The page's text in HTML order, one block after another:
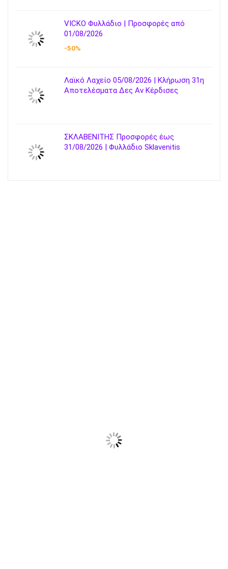
VICKO Φυλλάδιο | Προσφορές από
01/08/2026
-50%
Λαϊκό Λαχείο 05/08/2026 | Κλήρωση 31η
Αποτελέσματα Δες Αν Κέρδισες
ΣΚΛΑΒΕΝΙΤΗΣ Προσφορές έως
31/08/2026 | Φυλλάδιο Sklavenitis